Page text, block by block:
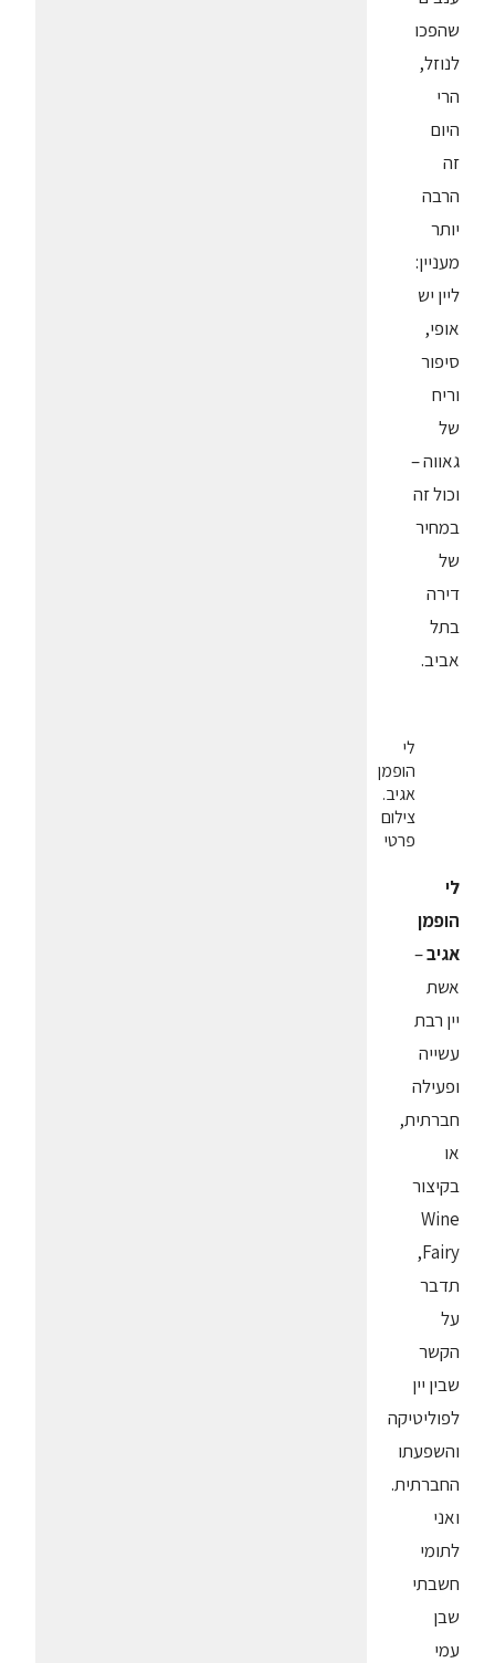
שהפכו
לנוזל,
הרי
היום
זה
הרבה
יותר
מעניין:
ליין יש
אופי,
סיפור
וריח
של
גאווה –
וכול זה
במחיר
של
דירה
בתל
אביב.
לי
הופמן
אגיב.
צילום
פרטי
לי
הופמן
אגיב–
אשת
יין רבת
עשייה
ופעילה
חברתית,
או
בקיצור
Wine
Fairy,
תדבר
על
הקשר
שבין יין
לפוליטיקה
והשפעתו
החברתית.
ואני
לתומי
חשבתי
שבן
עמי